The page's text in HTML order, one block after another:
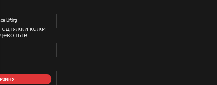
Lifting
кожи